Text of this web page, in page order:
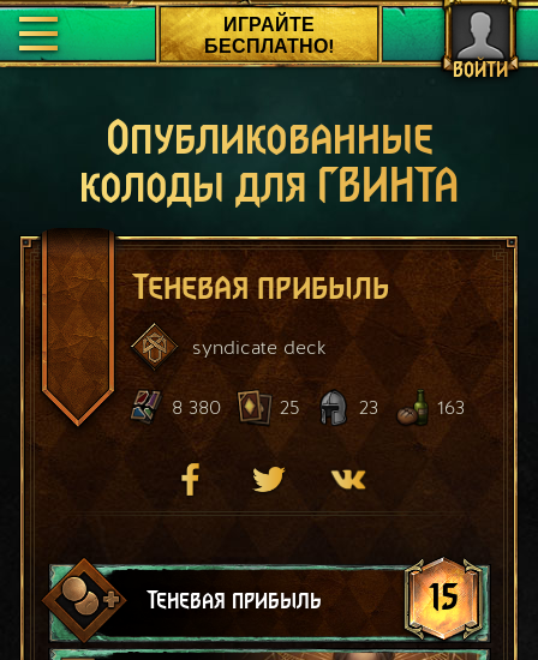
ВОЙТИ
ИГРАЙТЕ
БЕСПЛАТНО!
Опубликованные
колоды для ГВИНТА
Теневая прибыль
syndicate deck
8 380 25 23 163
Теневая прибыль 15